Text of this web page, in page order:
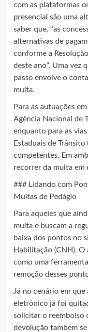
com as plataformas
presencial são uma
saber que, “as
alternativas de
conforme a
deste ano”. Uma vez
passo envolve o
multa.
Para as autuações
Agência Nacional de
enquanto para as
Estaduais de Trânsito
competentes. Em
recorrer da multa em
### Lidando com
Multas de Pedágio
Para aqueles que
multa e buscam a
baixa dos pontos no
Habilitação (CNH).
como uma
remoção desses
Já no cenário em
eletrônico já foi
solicitar o reembolso
devolução também